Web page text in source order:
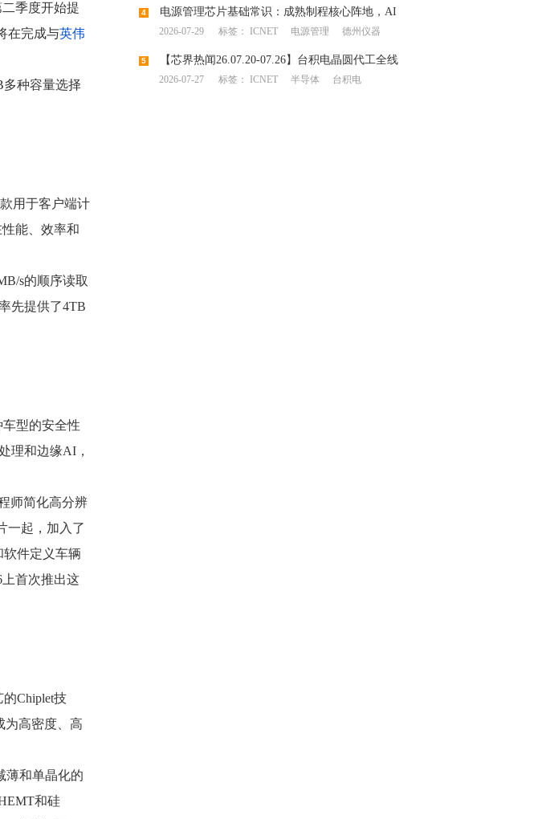
季度开始提
在完成与英伟
多种容量选择
用于客户端计
能、效率和
s的顺序读取
先提供了4TB
型的安全性
理和边缘AI，
师简化高分辨
一起，加入了
件定义车辆
上首次推出这
Chiplet技
为高密度、高
薄和单晶化的
和硅
4
电源管理芯片基础常识：成熟制程核心阵地，AI
时代“一飞冲天”
2026-07-29 标签： ICNET 电源管理 德州仪器
5
【芯界热闻26.07.20-07.26】台积电晶圆代工全线
调涨，意法/德仪业绩大幅提升
2026-07-27 标签： ICNET 半导体 台积电